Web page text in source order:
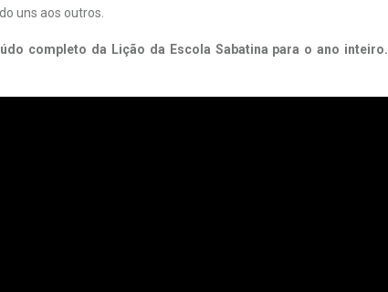
uns aos outros.
completo da Lição da Escola Sabatina para o ano inteiro.